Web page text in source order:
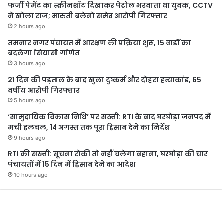
फर्जी पेमेंट का स्क्रीनशॉट दिखाकर पेट्रोल भरवाता था युवक, CCTV
ने खोला राज; मारुती बलेनो समेत आरोपी गिरफ्तार
2 hours ago
तमनार नगर पंचायत में आरक्षण की प्रक्रिया शुरू, 15 वार्डों का
बदलेगा सियासी गणित
3 hours ago
21 दिन की पड़ताल के बाद खुला दुष्कर्म और दोहरा हत्याकांड, 65
वर्षीय आरोपी गिरफ्तार
5 hours ago
‘सामुदायिक विकास निधि’ पर सख्ती: RTI के बाद घरघोड़ा जनपद में
मची हलचल, 14 अगस्त तक पूरा हिसाब देने का निर्देश
9 hours ago
RTI की सख्ती: सूचना रोकी तो नहीं चलेगा बहाना, घरघोड़ा की चार
पंचायतों में 15 दिन में हिसाब देने का आदेश
10 hours ago